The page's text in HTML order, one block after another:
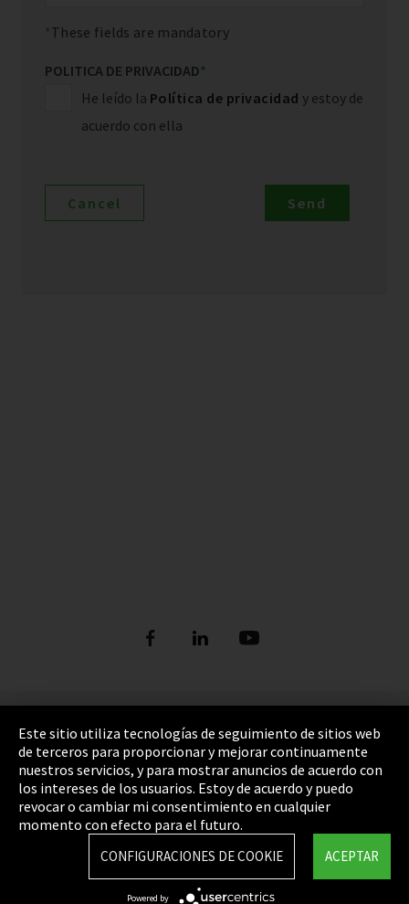
These fields are mandatory
POLITICA DE PRIVACIDAD*
He leído la Política de privacidad y estoy de
acuerdo con ella
Pie de imprenta
Política de privacidad
Cookie Settings
Términos y Condiciones
Mapa del sitio
Integrity Line
Este sitio utiliza tecnologías de seguimiento de sitios web
de terceros para proporcionar y mejorar continuamente
nuestros servicios, y para mostrar anuncios de acuerdo con
los intereses de los usuarios. Estoy de acuerdo y puedo
revocar o cambiar mi consentimiento en cualquier
momento con efecto para el futuro.
ACEPTAR
CONFIGURACIONES DE COOKIE
Powered by